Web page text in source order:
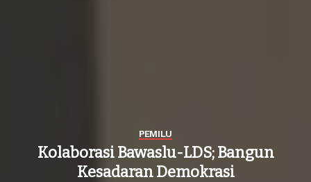
PEMILU
Kolaborasi Bawaslu-LDS; Bangun
Kesadaran Demokrasi